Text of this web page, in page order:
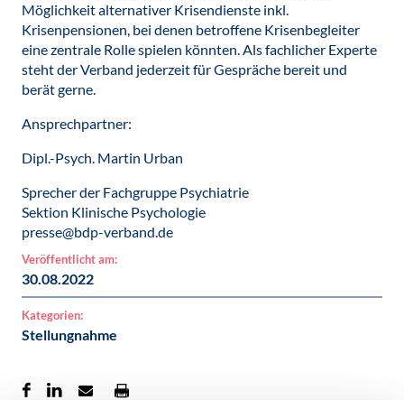
Möglichkeit alternativer Krisendienste inkl.
Krisenpensionen, bei denen betroffene Krisenbegleiter
eine zentrale Rolle spielen könnten. Als fachlicher Experte
steht der Verband jederzeit für Gespräche bereit und
berät gerne.
Ansprechpartner:
Dipl.-Psych. Martin Urban
Sprecher der Fachgruppe Psychiatrie
Sektion Klinische Psychologie
presse@bdp-verband.de
Veröffentlicht am:
30.08.2022
Kategorien:
Stellungnahme